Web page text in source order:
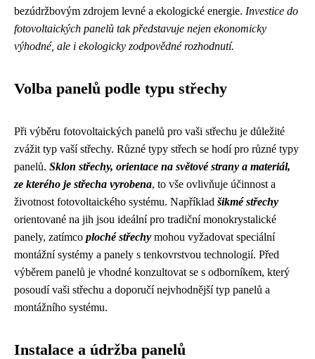
bezúdržbovým zdrojem levné a ekologické energie. Investice do
fotovoltaických panelů tak představuje nejen ekonomicky
výhodné, ale i ekologicky zodpovědné rozhodnutí.
Volba panelů podle typu střechy
Při výběru fotovoltaických panelů pro vaši střechu je důležité
zvážit typ vaší střechy. Různé typy střech se hodí pro různé typy
panelů. Sklon střechy, orientace na světové strany a materiál,
ze kterého je střecha vyrobena, to vše ovlivňuje účinnost a
životnost fotovoltaického systému. Například šikmé střechy
orientované na jih jsou ideální pro tradiční monokrystalické
panely, zatímco ploché střechy mohou vyžadovat speciální
montážní systémy a panely s tenkovrstvou technologií. Před
výběrem panelů je vhodné konzultovat se s odborníkem, který
posoudí vaši střechu a doporučí nejvhodnější typ panelů a
montážního systému.
Instalace a údržba panelů